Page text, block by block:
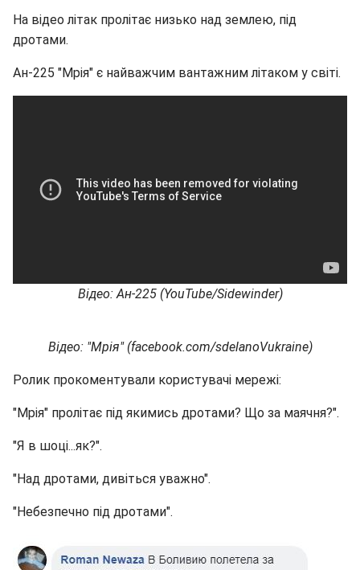
На відео літак пролітає низько над землею, під
дротами.
Ан-225 "Мрія" є найважчим вантажним літаком у світі.
Відео: Ан-225 (YouTube/Sidewinder)
Відео: "Мрія" (facebook.com/sdelanoVukraine)
Ролик прокоментували користувачі мережі:
"Мрія" пролітає під якимись дротами? Що за маячня?".
"Я в шоці...як?".
"Над дротами, дивіться уважно".
"Небезпечно під дротами".